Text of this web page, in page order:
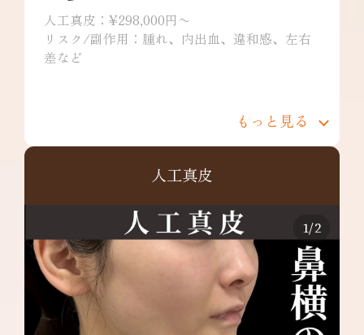
人工真皮：¥298,000円〜
リスク/副作用：腫れ、内出血、違和感、左右
差など
もっと見る
人工真皮
1/2